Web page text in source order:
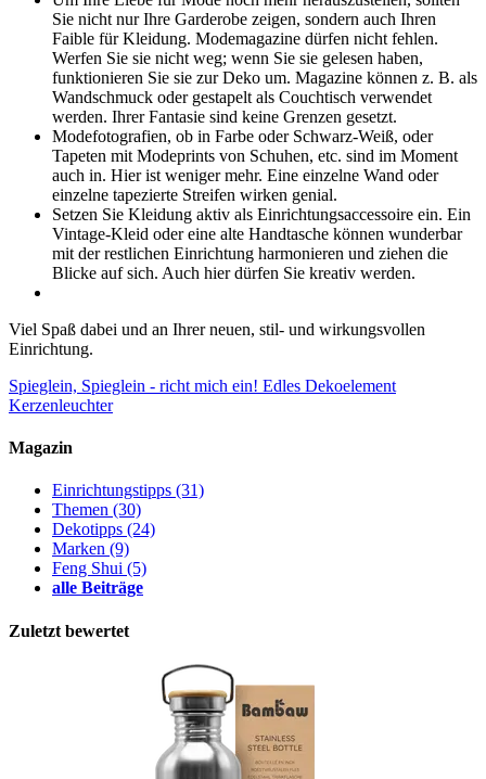
Sie nicht nur Ihre Garderobe zeigen, sondern auch Ihren
Faible für Kleidung. Modemagazine dürfen nicht fehlen.
Werfen Sie sie nicht weg; wenn Sie sie gelesen haben,
funktionieren Sie sie zur Deko um. Magazine können z. B. als
Wandschmuck oder gestapelt als Couchtisch verwendet
werden. Ihrer Fantasie sind keine Grenzen gesetzt.
Modefotografien, ob in Farbe oder Schwarz-Weiß, oder
Tapeten mit Modeprints von Schuhen, etc. sind im Moment
auch in. Hier ist weniger mehr. Eine einzelne Wand oder
einzelne tapezierte Streifen wirken genial.
Setzen Sie Kleidung aktiv als Einrichtungsaccessoire ein. Ein
Vintage-Kleid oder eine alte Handtasche können wunderbar
mit der restlichen Einrichtung harmonieren und ziehen die
Blicke auf sich. Auch hier dürfen Sie kreativ werden.
Viel Spaß dabei und an Ihrer neuen, stil- und wirkungsvollen
Einrichtung.
Spieglein, Spieglein - richt mich ein! Edles Dekoelement
Kerzenleuchter
Magazin
Einrichtungstipps (31)
Themen (30)
Dekotipps (24)
Marken (9)
Feng Shui (5)
alle Beiträge
Zuletzt bewertet